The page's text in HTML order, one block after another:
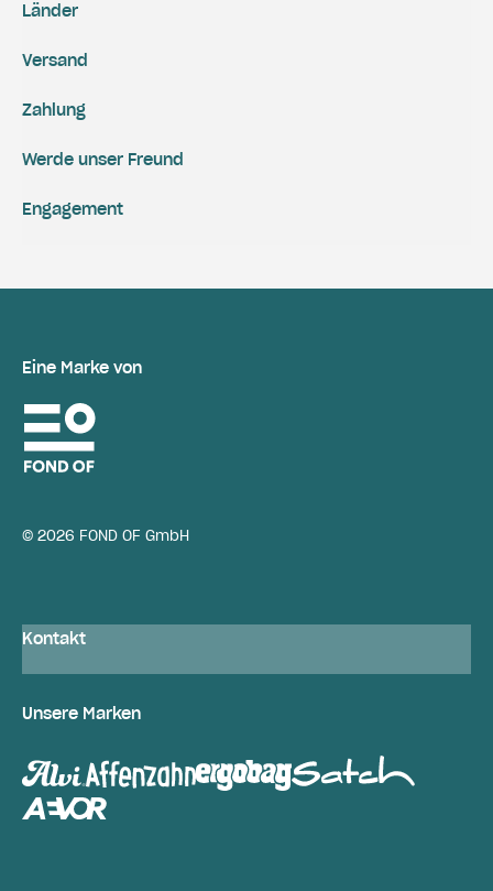
Versand
Zahlung
Engagement
Werde unser Freund
Länder
Eine Marke von
© 2026 FOND OF GmbH
Kontakt
Unsere Marken